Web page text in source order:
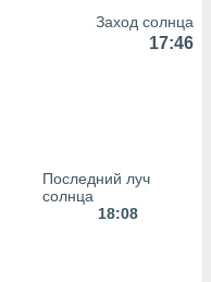
Заход солнца
17:46
Последний луч
солнца
18:08